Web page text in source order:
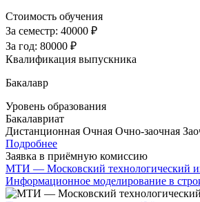
Стоимость обучения
За семестр: 40000 ₽
За год: 80000 ₽
Квалификация выпускника
Бакалавр
Уровень образования
Бакалавриат
Дистанционная Очная Очно-заочная
Подробнее
Заявка в приёмную комиссию
МТИ — Московский технологический
Информационное моделирование в